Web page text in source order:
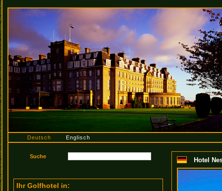
Deutsch Englisch
Ihr Golfhotel in:
Hotel